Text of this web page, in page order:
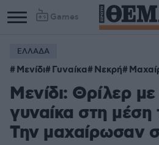
Games
Column
1
Column
2
ΕΛΛΑΔΑ
Μενίδι Γυναίκα Νεκρή
Μενίδι: Θρίλερ
γυναίκα στη
Την μαχαίρωσαν